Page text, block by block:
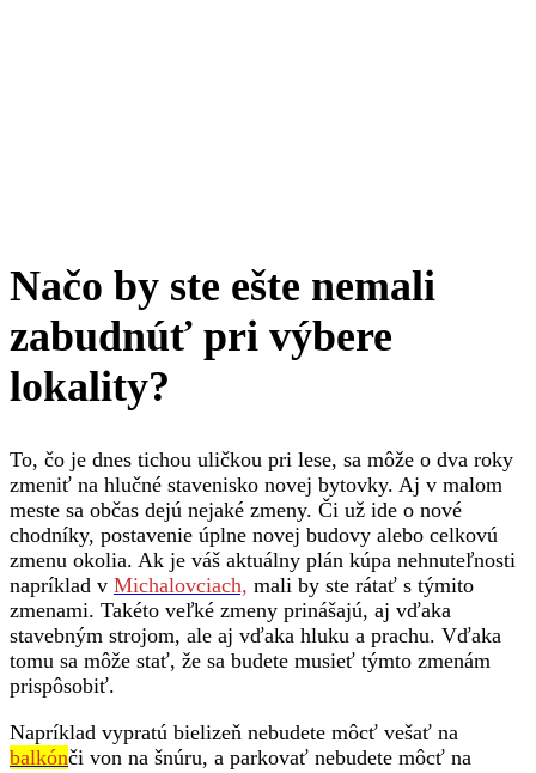
Načo by ste ešte nemali
zabudnúť pri výbere
lokality?
To, čo je dnes tichou uličkou pri lese, sa môže o dva roky
zmeniť na hlučné stavenisko novej bytovky. Aj v malom
meste sa občas dejú nejaké zmeny. Či už ide o nové
chodníky, postavenie úplne novej budovy alebo celkovú
zmenu okolia. Ak je váš aktuálny plán kúpa nehnuteľnosti
napríklad v Michalovciach, mali by ste rátať s týmito
zmenami. Takéto veľké zmeny prinášajú, aj vďaka
stavebným strojom, ale aj vďaka hluku a prachu. Vďaka
tomu sa môže stať, že sa budete musieť týmto zmenám
prispôsobiť.
Napríklad vypratú bielizeň nebudete môcť vešať na
balkónči von na šnúru, a parkovať nebudete môcť na